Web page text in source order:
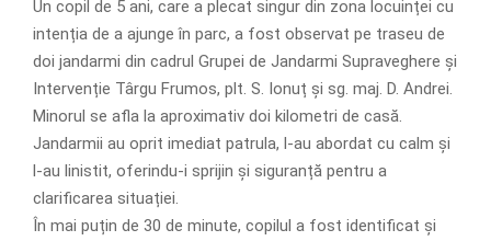
Un copil de 5 ani, care a plecat singur din zona locuinței cu
intenția de a ajunge în parc, a fost observat pe traseu de
doi jandarmi din cadrul Grupei de Jandarmi Supraveghere și
Intervenție Târgu Frumos, plt. S. Ionuț și sg. maj. D. Andrei.
Minorul se afla la aproximativ doi kilometri de casă.
Jandarmii au oprit imediat patrula, l-au abordat cu calm și
l-au linistit, oferindu-i sprijin și siguranță pentru a
clarificarea situației.
În mai puțin de 30 de minute, copilul a fost identificat și